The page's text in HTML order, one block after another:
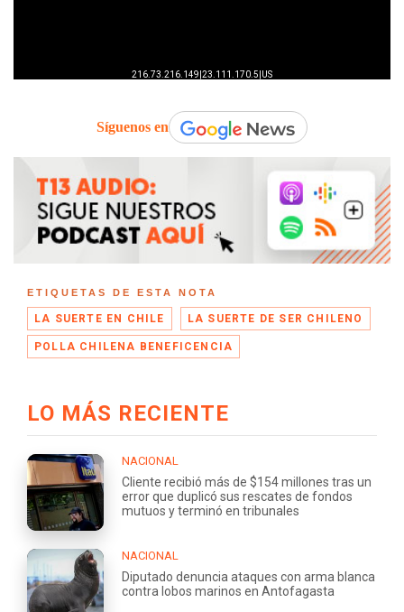
Síguenos en
ETIQUETAS DE ESTA NOTA
LA SUERTE EN CHILE LA SUERTE DE SER CHILENO
POLLA CHILENA BENEFICENCIA
LO MÁS RECIENTE
NACIONAL
Cliente recibió más de $154 millones tras un
error que duplicó sus rescates de fondos
mutuos y terminó en tribunales
NACIONAL
Diputado denuncia ataques con arma blanca
contra lobos marinos en Antofagasta